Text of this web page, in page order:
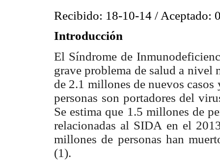
Recibido: 18-10-14 / Aceptado:
Introducción
El Síndrome de
grave problema de salud a nivel
de 2.1 millones de nuevos
personas son portadores del
Se estima que 1.5 millones de
relacionadas al SIDA en el
millones de personas han
(1).